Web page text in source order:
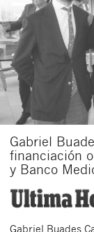
Gabriel
financiación
y Banco
Gabriel Buades